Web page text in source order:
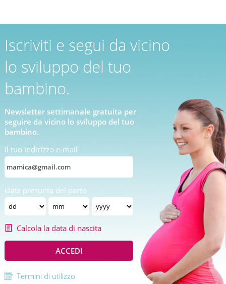
Iscriviti e segui da vicino
lo sviluppo del tuo
bambino.
Newsletter settimanale gratuita per
seguire da vicino lo sviluppo del tuo
bambino.
Il tuo indirizzo e-mail
Data presunta del parto
Calcola la data di nascita
ACCEDI
Termini di utilizzo